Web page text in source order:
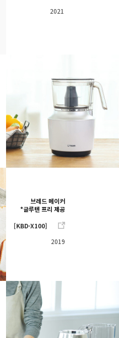
2021
브레드 메이커
*글루텐 프리 제공
[KBD-X100]
2019